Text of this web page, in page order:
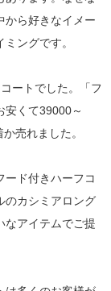
から好きなイメー
ングです。
ートでした。「フ
安くて39000～
売れました。
ード付きハーフコ
のカシミアロング
なアイテムでご提